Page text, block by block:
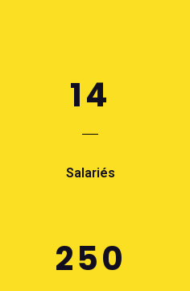
14
Salariés
250